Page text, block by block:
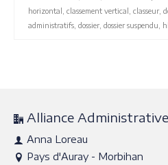
horizontal
classement vertical classeur,
administratifs dossier, dossier suspendu
Alliance Administrative
Anna Loreau
Pays d'Auray - Morbihan